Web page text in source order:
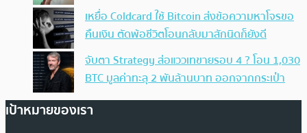
เหยื่อ Coldcard ใช้ Bitcoin ส่งข้อความหาโจรขอ
คืนเงิน ตัดพ้อชีวิตโอนกลับมาสักนิดก็ยังดี
จับตา Strategy ส่อแววเทขายรอบ 4 ? โอน 1,030
BTC มูลค่าทะลุ 2 พันล้านบาท ออกจากกระเป๋า
เป้าหมายของเรา